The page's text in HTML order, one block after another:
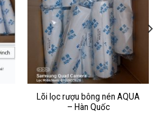
Lõi lọc rượu bông nén AQUA
– Hàn Quốc